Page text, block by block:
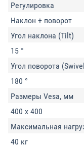
Регулировка
Наклон + поворот
Угол наклона (Tilt)
15 °
Угол поворота
180 °
Размеры Vesa, мм
400 x 400
Максимальная
40 кг